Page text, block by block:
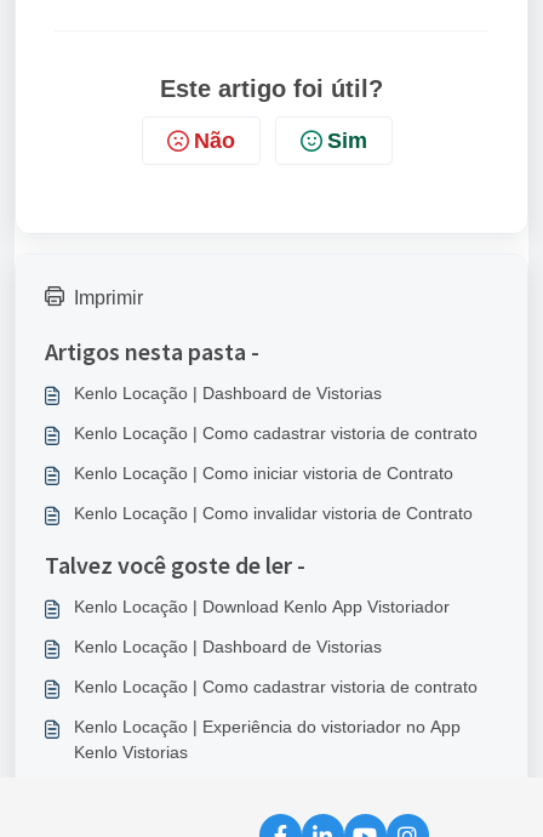
Este artigo foi útil?
Não Sim
Imprimir
Artigos nesta pasta -
Kenlo Locação | Dashboard de Vistorias
Kenlo Locação | Como cadastrar vistoria de contrato
Kenlo Locação | Como iniciar vistoria de Contrato
Kenlo Locação | Como invalidar vistoria de Contrato
Talvez você goste de ler -
Kenlo Locação | Download Kenlo App Vistoriador
Kenlo Locação | Dashboard de Vistorias
Kenlo Locação | Como cadastrar vistoria de contrato
Kenlo Locação | Experiência do vistoriador no App
Kenlo Vistorias